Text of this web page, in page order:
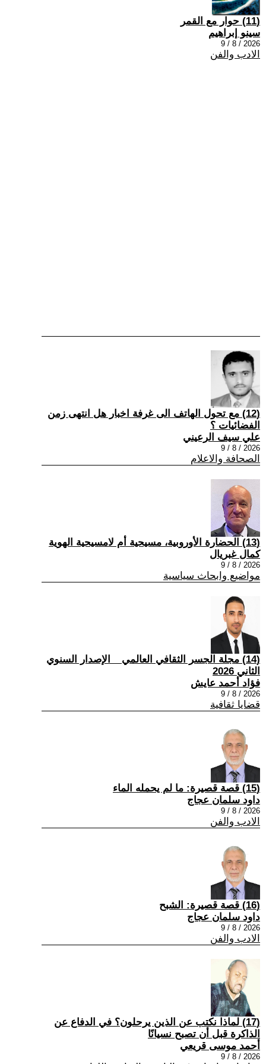
(11) حوار مع القمر
سينو إبراهيم
2026 / 8 / 9
الادب والفن
(12) مع تحول الهاتف الى غرفة اخبار هل انتهى زمن
الفضائيات ؟
علي سيف الرعيني
2026 / 8 / 9
الصحافة والاعلام
(13) الحضارة الأوروبية، مسيحية أم لامسيحية الهوية
كمال غبريال
2026 / 8 / 9
مواضيع وابحاث سياسية
(14) مجلة الجسر الثقافي العالمي _ الإصدار السنوي
الثاني 2026
فؤاد أحمد عايش
2026 / 8 / 9
قضايا ثقافية
(15) قصة قصيرة: ما لم يحمله الماء
داود سلمان عجاج
2026 / 8 / 9
الادب والفن
(16) قصة قصيرة: الشبح
داود سلمان عجاج
2026 / 8 / 9
الادب والفن
(17) لماذا نكتب عن الذين يرحلون؟ في الدفاع عن
الذاكرة قبل أن تصبح نسيانًا
أحمد موسى قريعي
2026 / 8 / 9